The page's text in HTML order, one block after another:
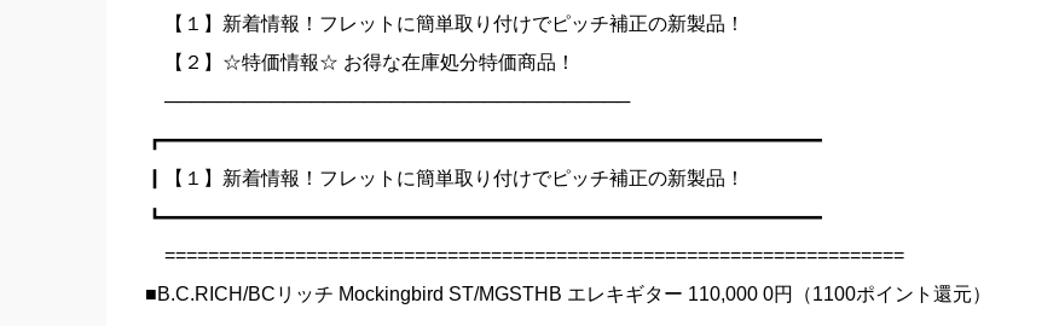
【１】新着情報！フレットに簡単取り付けでピッチ補正の新製品！
【２】☆特価情報☆ お得な在庫処分特価商品！
───────────────────────────────────
┏━━━━━━━━━━━━━━━━━━━━━━━━━━━━━━━━━━
┃【１】新着情報！フレットに簡単取り付けでピッチ補正の新製品！
┗━━━━━━━━━━━━━━━━━━━━━━━━━━━━━━━━━━
====================================================================
■B.C.RICH/BCリッチ Mockingbird ST/MGSTHB エレキギター 110,000 0円（1100ポイント還元）